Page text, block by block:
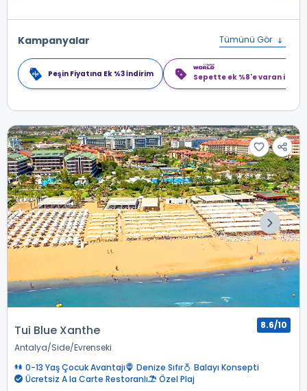
Kampanyalar Tümünü Gör
Peşin Fiyatına Ek %3 İndirim Sepette ek %8'e varan
Tui Blue Xanthe
Antalya Side Evrenseki
8.6/10
0-13 Yaş Çocuk Avantajı Denize Sıfır
Balayı Konsepti
Ücretsiz A la Carte Restoranlı
Özel Plaj